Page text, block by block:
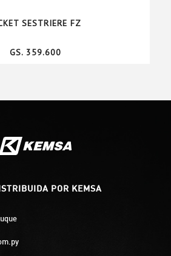
SESTRIERE FZ
GS. 359.600
POR KEMSA